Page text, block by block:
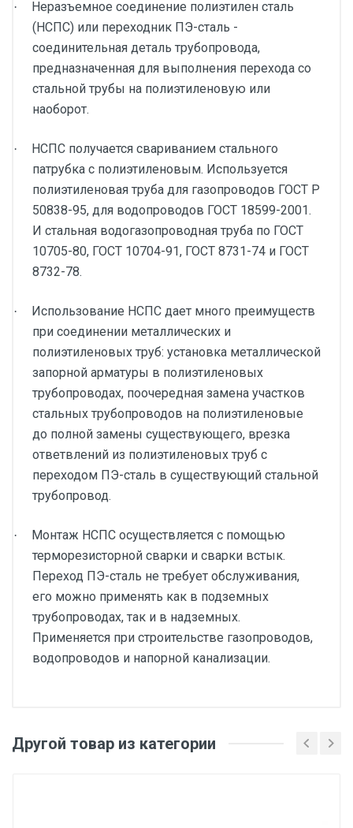
·
Неразъемное соединение полиэтилен сталь
(НСПС) или переходник ПЭ-сталь -
соединительная деталь трубопровода,
предназначенная для выполнения перехода со
стальной трубы на полиэтиленовую или
наоборот.
·
НСПС получается свариванием стального
патрубка с полиэтиленовым. Используется
полиэтиленовая труба для газопроводов ГОСТ Р
50838-95, для водопроводов ГОСТ 18599-2001.
И стальная водогазопроводная труба по ГОСТ
10705-80, ГОСТ 10704-91, ГОСТ 8731-74 и ГОСТ
8732-78.
·
Использование НСПС дает много преимуществ
при соединении металлических и
полиэтиленовых труб: установка металлической
запорной арматуры в полиэтиленовых
трубопроводах, поочередная замена участков
стальных трубопроводов на полиэтиленовые
до полной замены существующего, врезка
ответвлений из полиэтиленовых труб с
переходом ПЭ-сталь в существующий стальной
трубопровод.
·
Монтаж НСПС осуществляется с помощью
терморезисторной сварки и сварки встык.
Переход ПЭ-сталь не требует обслуживания,
его можно применять как в подземных
трубопроводах, так и в надземных.
Применяется при строительстве газопроводов,
водопроводов и напорной канализации.
Другой товар из категории